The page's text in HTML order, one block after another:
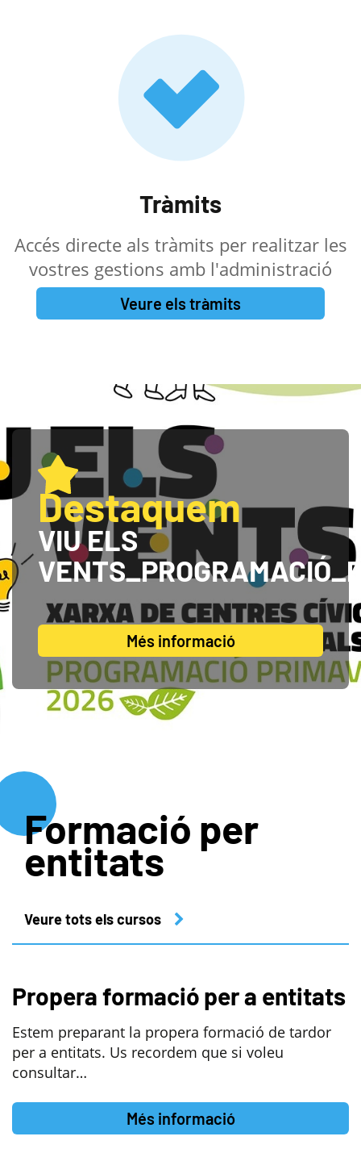
Tràmits
Accés directe als tràmits per realitzar les
vostres gestions amb l'administració
Veure els tràmits
Destaquem
VIU ELS
Més informació
Formació per
entitats
Veure tots els cursos
Propera formació per a entitats
Estem preparant la propera formació de tardor
per a entitats. Us recordem que si voleu
consultar…
Més informació